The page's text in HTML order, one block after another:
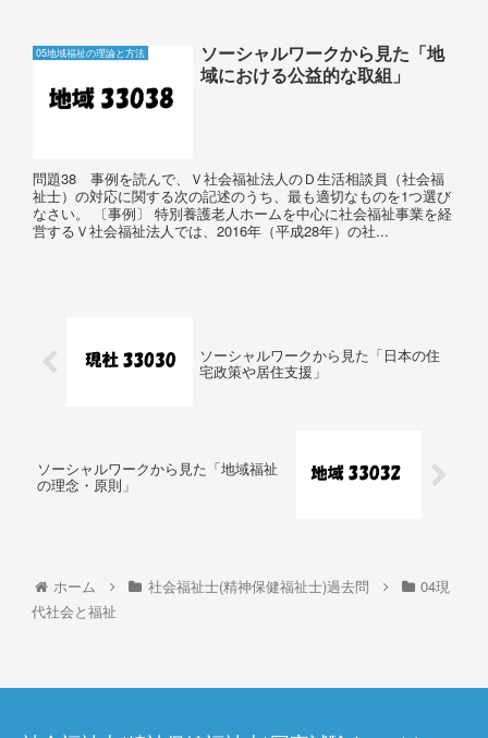
05地域福祉の理論と方法
ソーシャルワークから見た「地
域における公益的な取組」
問題38 事例を読んで、Ｖ社会福祉法人のＤ生活相談員（社会福
祉士）の対応に関する次の記述のうち、最も適切なものを1つ選び
なさい。 〔事例〕 特別養護老人ホームを中心に社会福祉事業を経
営するＶ社会福祉法人では、2016年（平成28年）の社...
ソーシャルワークから見た「日本の住
宅政策や居住支援」
ソーシャルワークから見た「地域福祉
の理念・原則」
ホーム 社会福祉士(精神保健福祉士)過去問
04現
代社会と福祉